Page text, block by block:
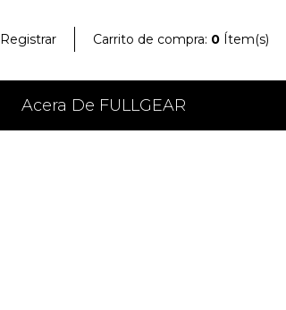
Registrar Carrito de compra: 0 Ítem(s)
Acera De FULLGEAR